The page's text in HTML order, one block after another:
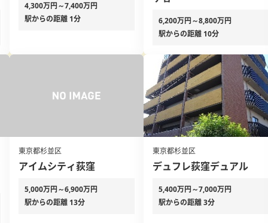
4,300万円～7,400万円
駅からの距離 1分
6,200万円～8,800万円
駅からの距離 10分
東京都杉並区
アイムシティ荻窪
5,000万円～6,900万円
駅からの距離 13分
東京都杉並区
デュフレ荻窪デュアル
5,400万円～7,000万円
駅からの距離 3分